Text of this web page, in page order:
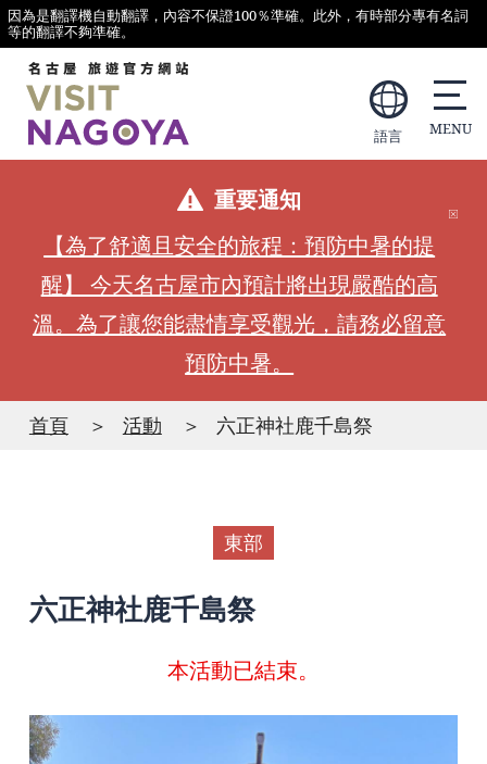
因為是翻譯機自動翻譯，內容不保證100％準確。此外，有時部分專有名詞
等的翻譯不夠準確。
語言
重要通知
【為了舒適且安全的旅程：預防中暑的提
醒】 今天名古屋市內預計將出現嚴酷的高
溫。為了讓您能盡情享受觀光，請務必留意
預防中暑。
首頁 活動 六正神社鹿千島祭
東部
六正神社鹿千島祭
本活動已結束。